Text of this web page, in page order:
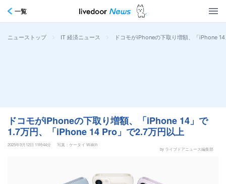
一覧
ニューストップ > IT 経済ニュース > ドコモがiPhoneの下取り増額、「iPhone
ドコモがiPhoneの下取り増額、「iPhone 14」で
1.7万円、「iPhone 14 Pro」で2.7万円以上
2025年9月12日 11時44分
写真：ケータイ Watch
by ライブドアニュース編集部